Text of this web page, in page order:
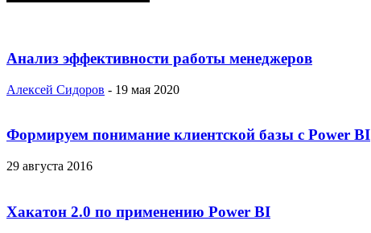
Анализ эффективности работы менеджеров
Алексей Сидоров - 19 мая 2020
Формируем понимание клиентской базы с Power BI
29 августа 2016
Хакатон 2.0 по применению Power BI